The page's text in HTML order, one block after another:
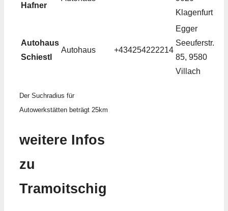
Hafner
Klagenfurt
Autohaus
Schiestl
Autohaus +434254222214
Egger
Seeuferstr.
85, 9580
Villach
Der Suchradius für
Autowerkstätten beträgt 25km
weitere Infos
zu
Tramoitschig